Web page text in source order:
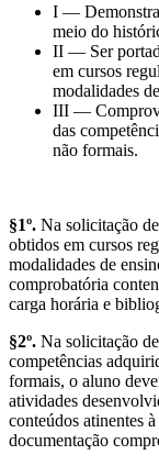
I —
meio do
II — Ser
em cursos
modalidades
III —
das
não formais.
§1º. Na solicitação
obtidos em cursos
modalidades de
comprobatória
carga horária e
§2º. Na solicitação
competências
formais, o aluno
atividades
conteúdos atinentes
documentação